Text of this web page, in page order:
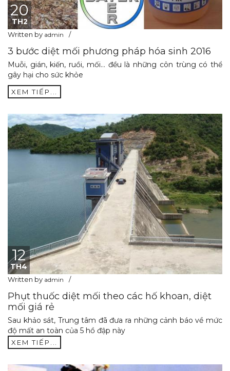
20
TH2
Written by admin
3 bước diệt mối phương pháp hóa sinh 2016
Muỗi, gián, kiến, ruồi, mối… đều là những côn trùng có thể
gây hại cho sức khỏe
XEM TIẾP...
12
TH4
Written by admin
Phụt thuốc diệt mối theo các hố khoan, diệt
mối giá rẻ
Sau khảo sát, Trung tâm đã đưa ra những cảnh báo về mức
độ mất an toàn của 5 hồ đập này
XEM TIẾP...